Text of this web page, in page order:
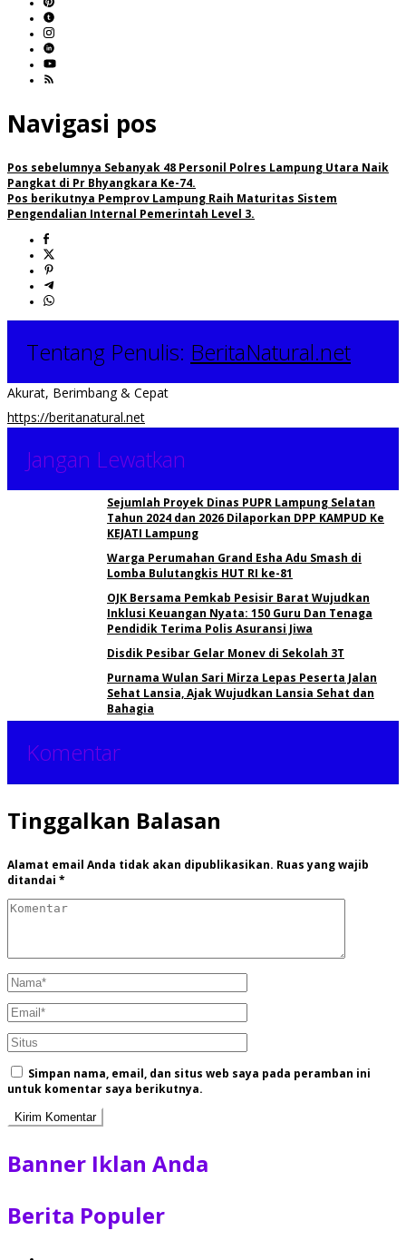
Navigasi pos
Pos sebelumnya Sebanyak 48 Personil Polres Lampung Utara Naik
Pangkat di Pr Bhyangkara Ke-74.
Pos berikutnya Pemprov Lampung Raih Maturitas Sistem
Pengendalian Internal Pemerintah Level 3.
Tentang Penulis: BeritaNatural.net
Akurat, Berimbang & Cepat
https://beritanatural.net
Jangan Lewatkan
Sejumlah Proyek Dinas PUPR Lampung Selatan
Tahun 2024 dan 2026 Dilaporkan DPP KAMPUD Ke
KEJATI Lampung
Warga Perumahan Grand Esha Adu Smash di
Lomba Bulutangkis HUT RI ke-81
OJK Bersama Pemkab Pesisir Barat Wujudkan
Inklusi Keuangan Nyata: 150 Guru Dan Tenaga
Pendidik Terima Polis Asuransi Jiwa
Disdik Pesibar Gelar Monev di Sekolah 3T
Purnama Wulan Sari Mirza Lepas Peserta Jalan
Sehat Lansia, Ajak Wujudkan Lansia Sehat dan
Bahagia
Komentar
Tinggalkan Balasan
Alamat email Anda tidak akan dipublikasikan. Ruas yang wajib
ditandai *
Simpan nama, email, dan situs web saya pada peramban ini
untuk komentar saya berikutnya.
Banner Iklan Anda
Berita Populer